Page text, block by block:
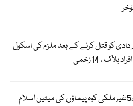
دادی کو قتل کرنے کے بعد ملزم کی اسکول
براڈ پیک حادثہ،5غیرملکی کوہ پیماؤں کی میتیں اسلام